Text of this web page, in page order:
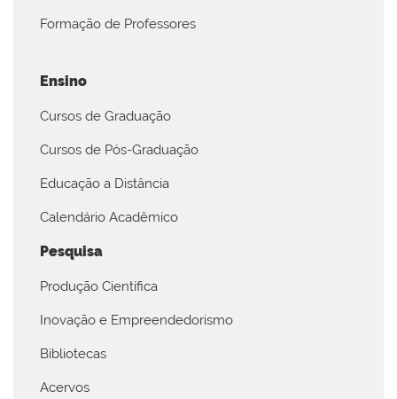
Formação de Professores
Ensino
Cursos de Graduação
Cursos de Pós-Graduação
Educação a Distância
Calendário Acadêmico
Pesquisa
Produção Científica
Inovação e Empreendedorismo
Bibliotecas
Acervos